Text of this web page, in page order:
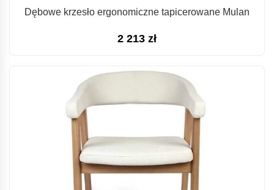
Dębowe krzesło ergonomiczne tapicerowane Mulan
2 213 zł